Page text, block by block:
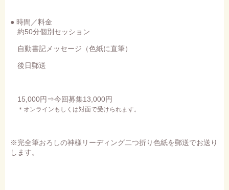
● 時間／料金
約50分個別セッション
自動書記メッセージ（色紙に直筆）
後日郵送
15,000円⇒今回募集13,000円
＊オンラインもしくは対面で受けられます。
※完全筆おろしの神様リーディング二つ折り色紙を郵送でお送り
します。